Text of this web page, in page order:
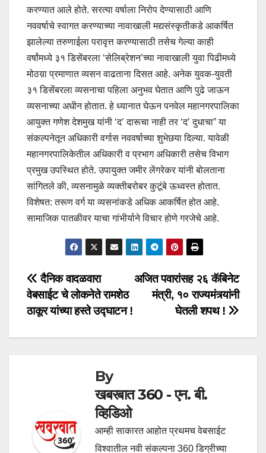
करण्यात आले होते. सरत्या वर्षाला निरोप देण्यासाठी आणि
नववर्षाचे स्वागत करण्याच्या नावाखाली मद्यसंस्कृतीकडे आकर्षित
झालेल्या तरुणाईला परावृत्त करण्यासाठी तसेच गेल्या काही
वर्षांमध्ये ३१ डिसेंबरला ‘सेलिब्रेशन’च्या नावाखाली युवा पिढीमध्ये
मोठय़ा प्रमाणात व्यसन वाढताना दिसत आहे. अनेक युवक-युवती
३१ डिसेंबरला व्यसनाचा पहिला अनुभव घेतात आणि पुढे जाऊन
व्यसनाच्या अधीन होतात. हे ध्यानात घेऊन पनवेल महानगरपालिका
आयुक्त गणेश देशमुख यांनी ‘द’ दारूचा नाही तर ‘द’ दुधाचा” या
संकल्पनेतून अधिकारी वर्गास नववर्षाच्या शुभेछया दिल्या. यावेळी
महानगरपालिकेतील अधिकारी व प्रभाग अधिकारी तसेच विभाग
प्रमुख उपस्थित होते. उपायुक्त जमीर लेंगरेकर यांनी बोलताना
सांगितले की, व्यसनामुळे व्यक्तीबरोबर कुटूंबे ऊध्वस्त होतात.
विशेषत: तरूण वर्ग या व्यसनांकडे अधिक आकर्षित होत आहे.
सामाजिक पातळीवर याचा गांभीर्याने विचार होणे गरजेचे आहे.
Post
navigation
अजित पवारांसह २६ कॅबिनेट
मंत्री, १० राज्यमंत्र्यांनी
घेतली शपथ !
दैनिक वादळवारा
वेबसाईट चे लोकनेते रामशेठ
ठाकूर यांच्या हस्ते उद्घाटन !
By
खबरबात 360 - एन. बी.
व्हिडिओ
आम्ही साकारत आहोत प्रथमच वेबसाईट
विश्वातील नवी संकल्पना 360 डिग्रीच्या